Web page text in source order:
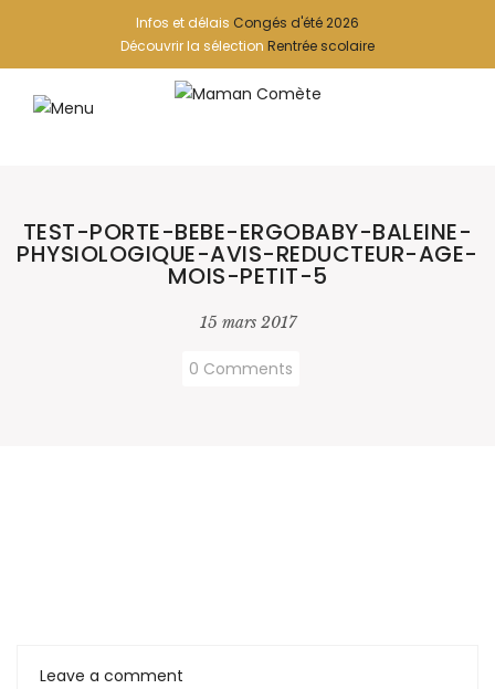
Infos et délais Congés d'été 2026
Découvrir la sélection Rentrée scolaire
TEST-PORTE-BEBE-ERGOBABY-BALEINE-
PHYSIOLOGIQUE-AVIS-REDUCTEUR-AGE-
MOIS-PETIT-5
15 mars 2017
0 Comments
Leave a comment